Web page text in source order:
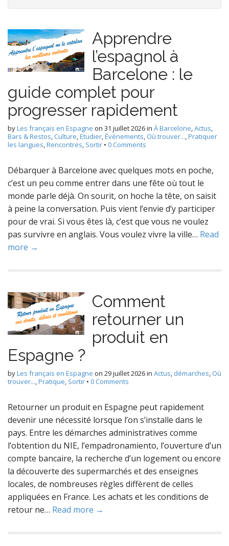
Apprendre
l’espagnol à
Barcelone : le
guide complet pour
progresser rapidement
byLes français en Espagne on 31 juillet 2026in À Barcelone,Actus,
Bars & Restos, Culture,Etudier,Événements, Où trouver...,Pratiquer
les langues,Rencontres, Sortir • 0 Comments
Débarquer à Barcelone avec quelques mots en poche,
c’est un peu comme entrer dans une fête où tout le
monde parle déjà. On sourit, on hoche la tête, on saisit
à peine la conversation. Puis vient l’envie d’y participer
pour de vrai. Si vous êtes là, c’est que vous ne voulez
pas survivre en anglais. Vous voulez vivre la ville… Read
more →
Comment
retourner un
produit en
Espagne ?
byLes français en Espagne on 29 juillet 2026in Actus, démarches, Où
trouver...,Pratique, Sortir • 0 Comments
Retourner un produit en Espagne peut rapidement
devenir une nécessité lorsque l’on s’installe dans le
pays. Entre les démarches administratives comme
l’obtention du NIE, l’empadronamiento, l’ouverture d’un
compte bancaire, la recherche d’un logement ou encore
la découverte des supermarchés et des enseignes
locales, de nombreuses règles diffèrent de celles
appliquées en France. Les achats et les conditions de
retour ne… Read more →